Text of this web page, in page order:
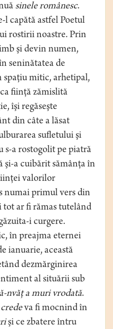
sinele românesc.
l capătă astfel Poetul
rostirii noastre. Prin
şi devin numen,
seninătatea de
mitic, arhetipal,
fiinţă zămislită
îşi regăseşte
din câte a lăsat
sufletului şi
s-a rostogolit pe piatră
şi-a cuibărit sămânţa în
valorilor
numai primul vers din
tot ar fi rămas tutelând
i curgere.
în preajma eternei
ianuarie, această
dezmărginirea
al situării sub
nvăţ a muri vrodată.
va fi mocnind în
şi ce zbatere întru